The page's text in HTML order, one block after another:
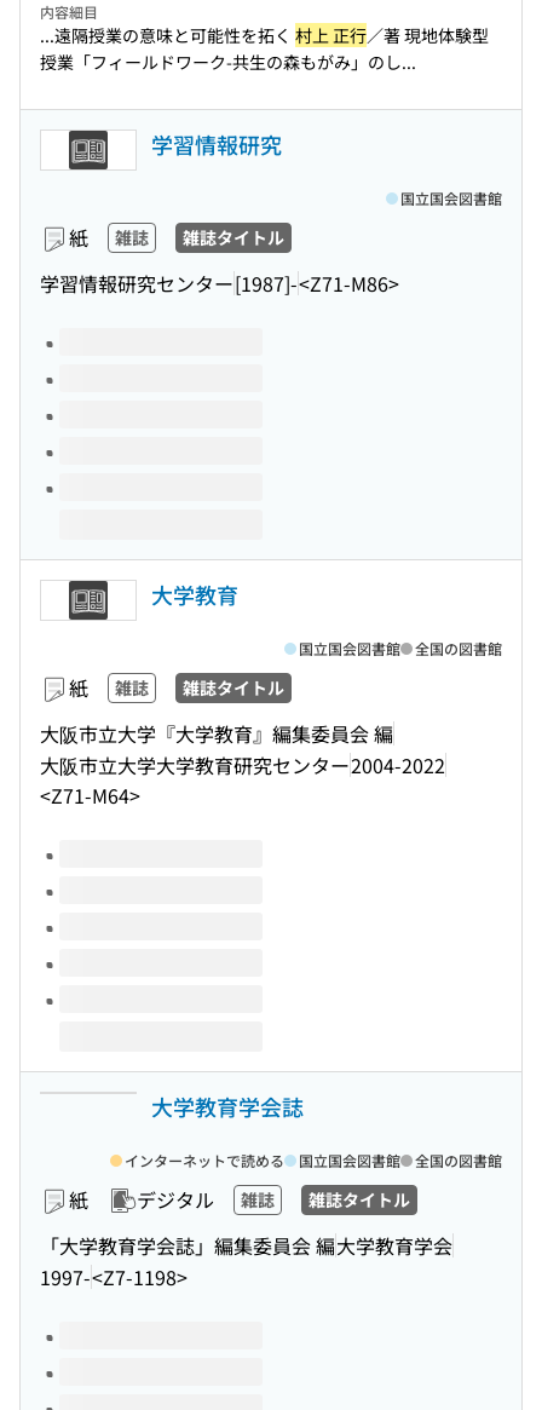
内容細目
...遠隔授業の意味と可能性を拓く 村上 正行／著 現地体験型
授業「フィールドワーク-共生の森もがみ」のし...
学習情報研究
紙 雑誌 雑誌タイトル
学習情報研究センター[1987]-<Z71-M86>
国立国会図書館
このタイトルの巻号
大学教育
紙 雑誌 雑誌タイトル
大阪市立大学『大学教育』編集委員会 編
大阪市立大学大学教育研究センター2004-2022
<Z71-M64>
国立国会図書館 全国の図書館
このタイトルの巻号
大学教育学会誌
紙 デジタル 雑誌 雑誌タイトル
「大学教育学会誌」編集委員会 編大学教育学会
1997-<Z7-1198>
インターネットで読める 国立国会図書館 全国の図書館
このタイトルの巻号